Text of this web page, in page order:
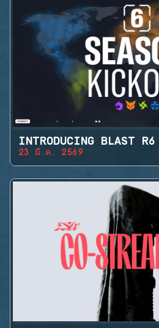
INTRODUCING BLAST
23 มี.ค. 2569